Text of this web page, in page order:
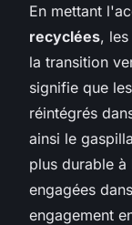
En mettant
recyclées,
la transition
signifie que
réintégrés
ainsi le
plus durable
engagées
engagement